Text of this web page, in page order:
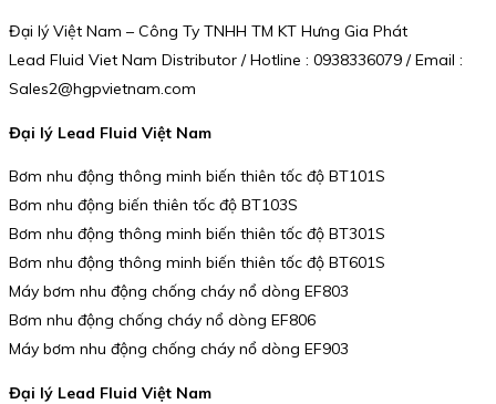
Đại lý Việt Nam – Công Ty TNHH TM KT Hưng Gia Phát
Lead Fluid Viet Nam Distributor / Hotline : 0938336079 / Email :
Sales2@hgpvietnam.com
Đại lý Lead Fluid Việt Nam
Bơm nhu động thông minh biến thiên tốc độ BT101S
Bơm nhu động biến thiên tốc độ BT103S
Bơm nhu động thông minh biến thiên tốc độ BT301S
Bơm nhu động thông minh biến thiên tốc độ BT601S
Máy bơm nhu động chống cháy nổ dòng EF803
Bơm nhu động chống cháy nổ dòng EF806
Máy bơm nhu động chống cháy nổ dòng EF903
Đại lý Lead Fluid Việt Nam